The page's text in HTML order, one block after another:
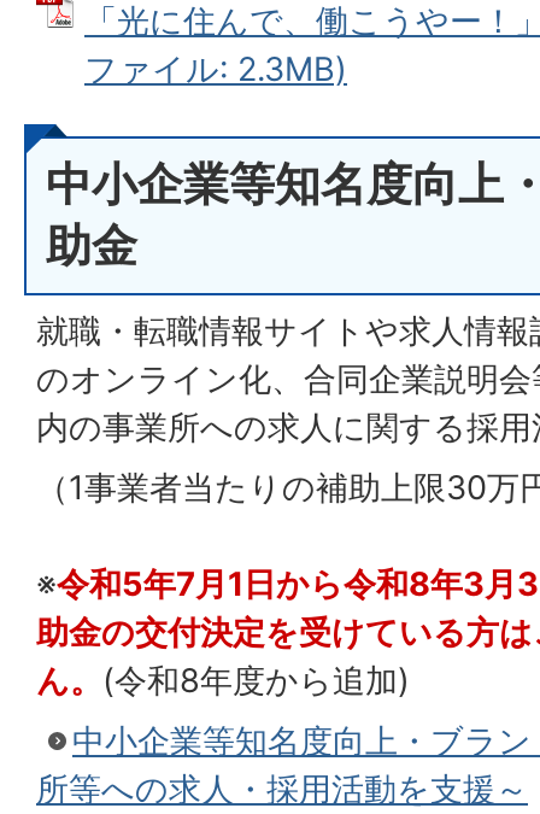
「光に住んで、働こうやー！
ファイル: 2.3MB)
中小企業等知名度向上
助金
就職・転職情報サイトや求人情
のオンライン化、合同企業説明
内の事業所への求人に関する採
（1事業者当たりの補助上限30万
※令和5年7月1日から令和8年3月
助金の交付決定を受けている方
ん。 (令和8年度から追加)
中小企業等知名度向上・ブラ
所等への求人・採用活動を支援～